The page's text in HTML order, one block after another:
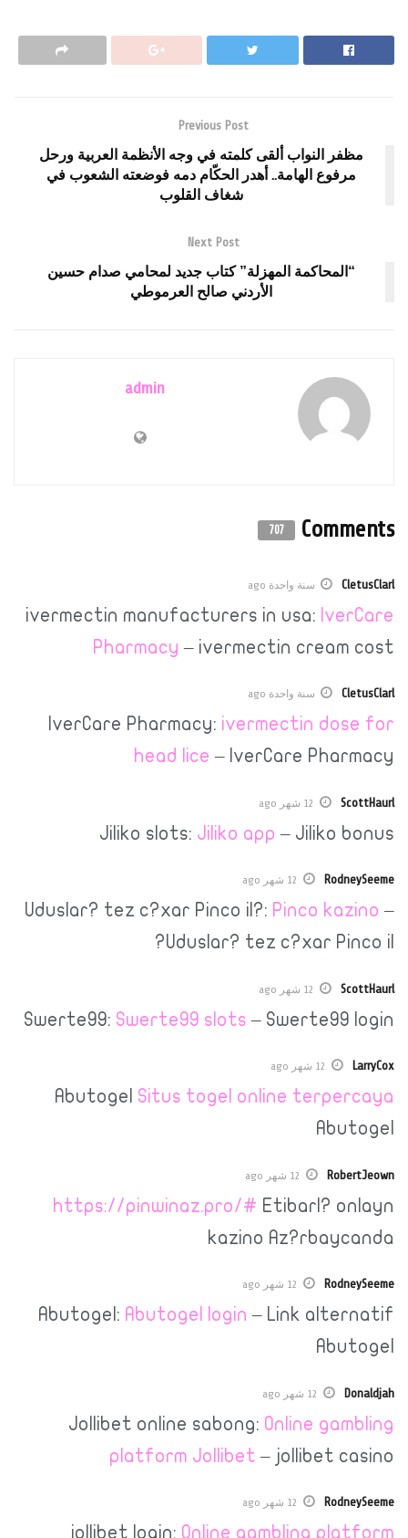
ألقى كلمته في وجه الأنظمة العربية ورحل
الهامة.. أهدر الحكّام دمه فوضعته الشعوب في
شغاف القلوب
المهزلة” كتاب جديد لمحامي صدام حسين
الأردني صالح العرموطي
707
سنة واحدة ago
ivermectin manufacturers in usa:
Pharmacy– ivermectin
سنة واحدة ago
IverCare Pharmacy:ivermectin
head lice– IverCare
12 شهر ago
Jiliko slots:Jiliko app–
12 شهر ago
Uduslar? tez c?xar Pinco il?:Pinco
Uduslar? tez c?xar
12 شهر ago
Swerte99:Swerte99 slots–
12 شهر ago
AbutogelSitus togel online
12 شهر ago
https://pinwinaz.pro/#
kazino
12 شهر ago
Abutogel: Abutogel login– Link
12 شهر ago
Jollibet online sabong:Online
platform Jollibet–
12 شهر ago
jollibet login:Online gambling